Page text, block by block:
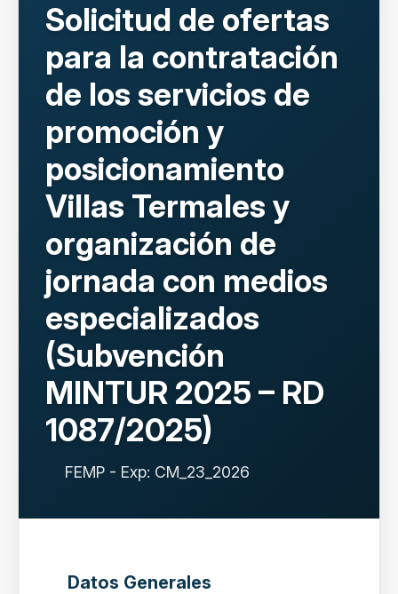
Solicitud de ofertas
para la contratación
de los servicios de
promoción y
posicionamiento
Villas Termales y
organización de
jornada con medios
especializados
(Subvención
MINTUR 2025 – RD
1087/2025)
FEMP - Exp: CM_23_2026
Datos Generales